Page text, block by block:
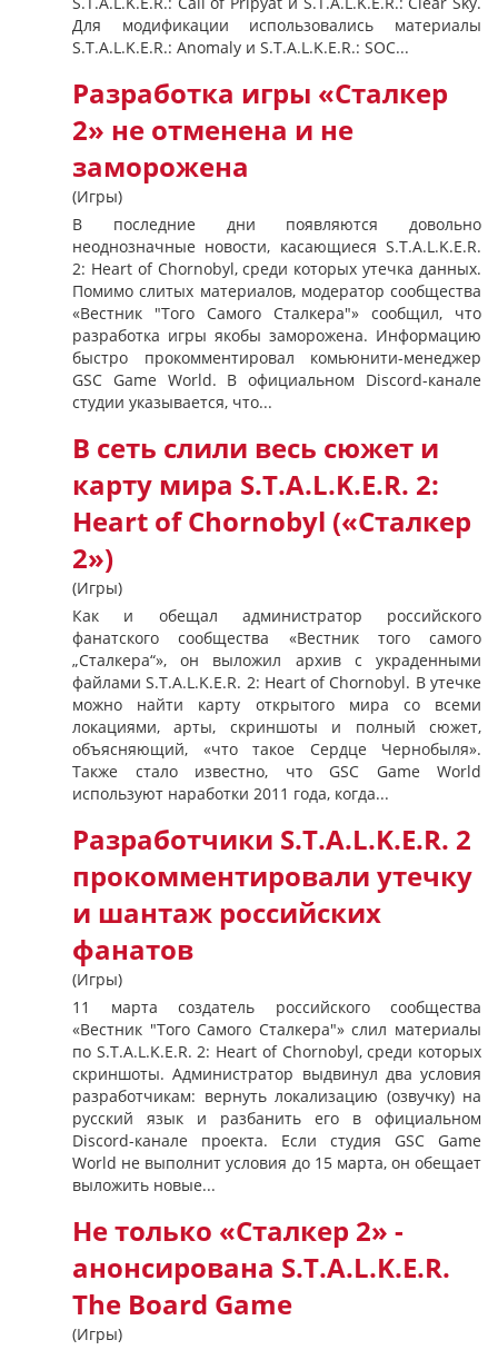
Для модификации использовались материалы
S.T.A.L.K.E.R.: Anomaly и S.T.A.L.K.E.R.: SOC...
Разработка игры «Сталкер
2» не отменена и не
заморожена
(Игры)
В последние дни появляются довольно
неоднозначные новости, касающиеся S.T.A.L.K.E.R.
2: Heart of Chornobyl, среди которых утечка данных.
Помимо слитых материалов, модератор сообщества
«Вестник "Того Самого Сталкера"» сообщил, что
разработка игры якобы заморожена. Информацию
быстро прокомментировал комьюнити-менеджер
GSC Game World. В официальном Discord-канале
студии указывается, что...
В сеть слили весь сюжет и
карту мира S.T.A.L.K.E.R. 2:
Heart of Chornobyl («Сталкер
2»)
(Игры)
Как и обещал администратор российского
фанатского сообщества «Вестник того самого
„Сталкера“», он выложил архив с украденными
файлами S.T.A.L.K.E.R. 2: Heart of Chornobyl. В утечке
можно найти карту открытого мира со всеми
локациями, арты, скриншоты и полный сюжет,
объясняющий, «что такое Сердце Чернобыля».
Также стало известно, что GSC Game World
используют наработки 2011 года, когда...
Разработчики S.T.A.L.K.E.R. 2
прокомментировали утечку
и шантаж российских
фанатов
(Игры)
11 марта создатель российского сообщества
«Вестник "Того Самого Сталкера"» слил материалы
по S.T.A.L.K.E.R. 2: Heart of Chornobyl, среди которых
скриншоты. Администратор выдвинул два условия
разработчикам: вернуть локализацию (озвучку) на
русский язык и разбанить его в официальном
Discord-канале проекта. Если студия GSC Game
World не выполнит условия до 15 марта, он обещает
выложить новые...
Не только «Сталкер 2» -
анонсирована S.T.A.L.K.E.R.
The Board Game
(Игры)